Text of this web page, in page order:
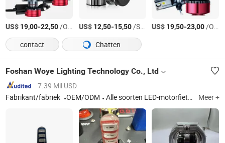
US$ 19,00-22,50/Oneven US$ 12,50-15,50/Stuk US$ 19,50-23,00/Oneven
contact
Chatten
Foshan Woye Lighting Technology Co., Ltd
7.39 Mil USD
Fabrikant/fabriek
OEM/ODM Alle soorten LED-motorfietsverlichting en autolampen, halogeenlampen, xenonlampen, remlichten, wijzersnelheidsmeters en een verscheidenheid aan exportgerichte grote lampen Meer +